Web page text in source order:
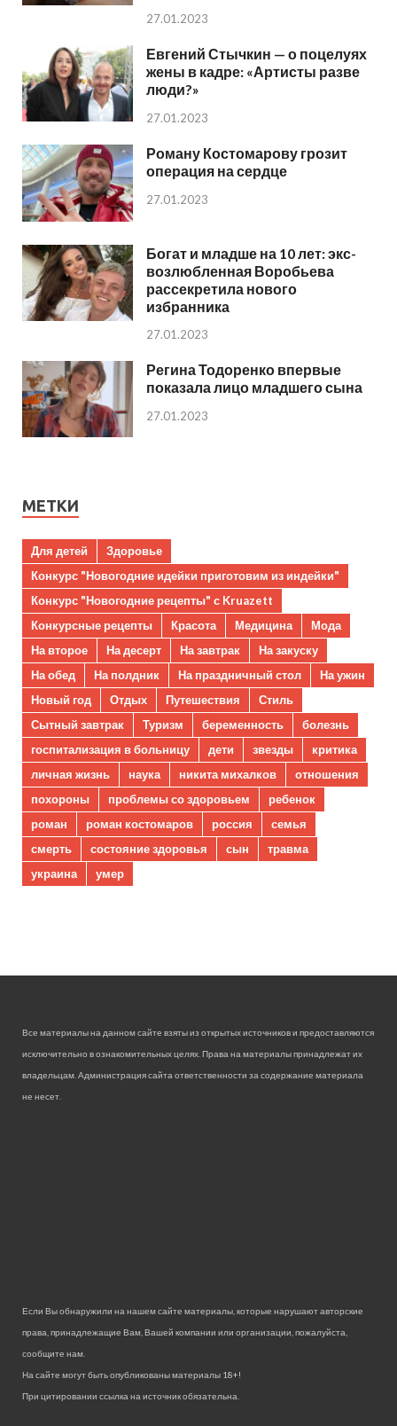
27.01.2023
Евгений Стычкин — о поцелуях
жены в кадре: «Артисты разве
люди?»
27.01.2023
Роману Костомарову грозит
операция на сердце
27.01.2023
Богат и младше на 10 лет: экс-
возлюбленная Воробьева
рассекретила нового
избранника
27.01.2023
Регина Тодоренко впервые
показала лицо младшего сына
27.01.2023
МЕТКИ
Для детей
Здоровье
Конкурс "Новогодние идейки приготовим из индейки"
Конкурс "Новогодние рецепты" с Kruazett
Конкурсные рецепты
Красота Медицина
Мода
На второе
На десерт На завтрак
На закуску
На обед
На полдник На праздничный стол
На ужин
Новый год
Отдых Путешествия
Стиль
Сытный завтрак
Туризм беременность
болезнь
госпитализация в больницу
дети звезды
критика
личная жизнь
наука никита михалков
отношения
похороны
проблемы со здоровьем
ребенок
роман
роман костомаров россия
семья
смерть
состояние здоровья сын
травма
украина
умер
Все материалы на данном сайте взяты из открытых источников и предоставляются
исключительно в ознакомительных целях. Права на материалы принадлежат их
владельцам. Администрация сайта ответственности за содержание материала
не несет.
Если Вы обнаружили на нашем сайте материалы, которые нарушают авторские
права, принадлежащие Вам, Вашей компании или организации, пожалуйста,
сообщите нам.
На сайте могут быть опубликованы материалы 18+!
При цитировании ссылка на источник обязательна.